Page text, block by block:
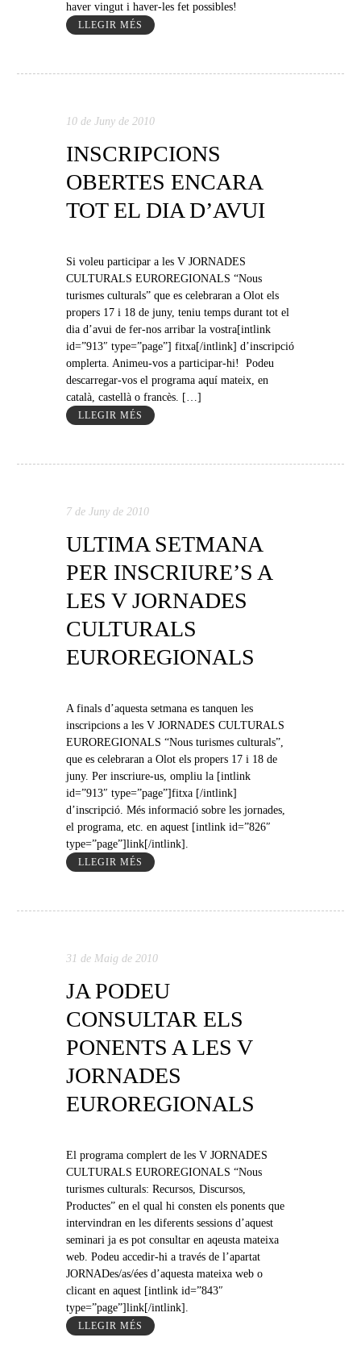
haver vingut i haver-les fet possibles!
LLEGIR MÉS
10 de Juny de 2010
INSCRIPCIONS
OBERTES ENCARA
TOT EL DIA D’AVUI
Si voleu participar a les V JORNADES
CULTURALS EUROREGIONALS “Nous
turismes culturals” que es celebraran a Olot els
propers 17 i 18 de juny, teniu temps durant tot el
dia d’avui de fer-nos arribar la vostra[intlink
id=”913″ type=”page”] fitxa[/intlink] d’inscripció
omplerta. Animeu-vos a participar-hi! Podeu
descarregar-vos el programa aquí mateix, en
català, castellà o francès. […]
LLEGIR MÉS
7 de Juny de 2010
ULTIMA SETMANA
PER INSCRIURE’S A
LES V JORNADES
CULTURALS
EUROREGIONALS
A finals d’aquesta setmana es tanquen les
inscripcions a les V JORNADES CULTURALS
EUROREGIONALS “Nous turismes culturals”,
que es celebraran a Olot els propers 17 i 18 de
juny. Per inscriure-us, ompliu la [intlink
id=”913″ type=”page”]fitxa [/intlink]
d’inscripció. Més informació sobre les jornades,
el programa, etc. en aquest [intlink id=”826″
type=”page”]link[/intlink].
LLEGIR MÉS
31 de Maig de 2010
JA PODEU
CONSULTAR ELS
PONENTS A LES V
JORNADES
EUROREGIONALS
El programa complert de les V JORNADES
CULTURALS EUROREGIONALS “Nous
turismes culturals: Recursos, Discursos,
Productes” en el qual hi consten els ponents que
intervindran en les diferents sessions d’aquest
seminari ja es pot consultar en aqeusta mateixa
web. Podeu accedir-hi a través de l’apartat
JORNADes/as/ées d’aquesta mateixa web o
clicant en aquest [intlink id=”843″
type=”page”]link[/intlink].
LLEGIR MÉS